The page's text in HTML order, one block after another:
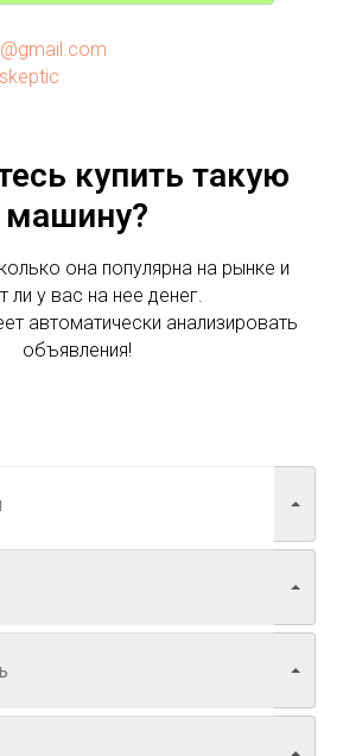
купить такую
машину?
она популярна на рынке и
ли у вас на нее денег.
автоматически анализировать
объявления!